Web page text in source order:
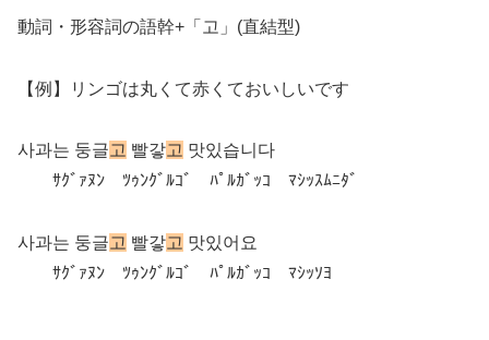
動詞・形容詞の語幹+「고」 (直結型)
【例】リンゴは丸くて赤くておいしいです
사과는 둥글고 빨갛고 맛있습니다
ｻｸﾞｧﾇﾝ ﾂｩﾝｸﾞﾙｺﾞ ﾊﾟﾙｶﾞｯｺ ﾏｼｯｽﾑﾆﾀﾞ
사과는 둥글고 빨갛고 맛있어요
ｻｸﾞｧﾇﾝ ﾂｩﾝｸﾞﾙｺﾞ ﾊﾟﾙｶﾞｯｺ ﾏｼｯｿﾖ